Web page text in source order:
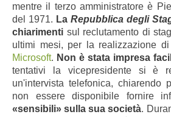
mentre il terzo amministratore è
del 1971. La Repubblica degli
chiarimenti sul reclutamento di
ultimi mesi, per la realizzazione
Microsoft. Non è stata impresa
tentativi la vicepresidente si è
un'intervista telefonica, chiarendo
non essere disponibile fornire
«sensibili» sulla sua società.